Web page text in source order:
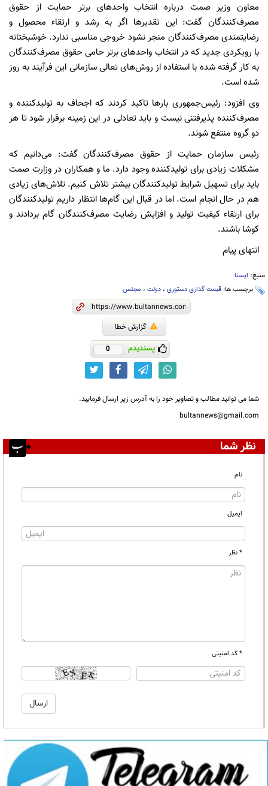
معاون وزیر صمت درباره انتخاب واحدهای برتر حمایت از حقوق
مصرف‌کنندگان گفت: این تقدیرها اگر به رشد و ارتقاء محصول و
رضایتمندی مصرف‌کنندگان منجر نشود خروجی مناسبی ندارد. خوشبختانه
با رویکردی جدید که در انتخاب واحدهای برتر حامی حقوق مصرف‌کنندگان
به کار گرفته شده با استفاده از روش‌های تعالی سازمانی این فرآیند به روز
شده است.
وی افزود: رئیس‌جمهوری بارها تاکید کردند که اجحاف به تولیدکننده و
مصرف‌کننده پذیرفتنی نیست و باید تعادلی در این زمینه برقرار شود تا هر
دو گروه منتفع شوند.
رئیس سازمان حمایت از حقوق مصرف‌کنندگان گفت: می‌دانیم که
مشکلات زیادی برای تولیدکننده وجود دارد. ما و همکاران در وزارت صمت
باید برای تسهیل شرایط تولیدکنندگان بیشتر تلاش کنیم. تلاش‌های زیادی
هم در حال انجام است. اما در قبال این گام‌ها انتظار داریم تولیدکنندگان
برای ارتقاء کیفیت تولید و افزایش رضایت مصرف‌کنندگان گام بردادند و
کوشا باشند.
انتهای پیام
منبع: ایسنا
برچسب ها: قیمت گذاری دستوری ، دولت ، مجلس
گزارش خطا
پسندیدم 0
شما می توانید مطالب و تصاویر خود را به آدرس زیر ارسال فرمایید.
bultannews@gmail.com
نظر شما
نام
ایمیل
* نظر
* کد امنیتی